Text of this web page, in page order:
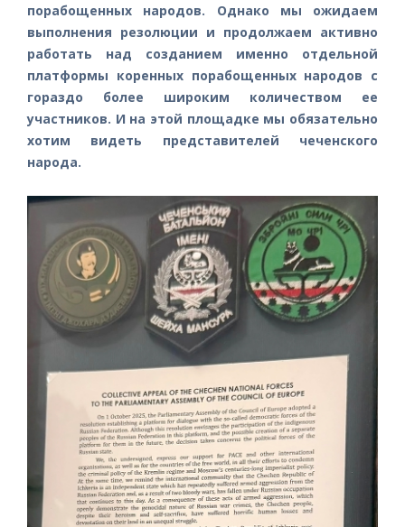
порабощенных народов. Однако мы ожидаем
выполнения резолюции и продолжаем активно
работать над созданием именно отдельной
платформы коренных порабощенных народов с
гораздо более широким количеством ее
участников. И на этой площадке мы обязательно
хотим видеть представителей чеченского
народа.